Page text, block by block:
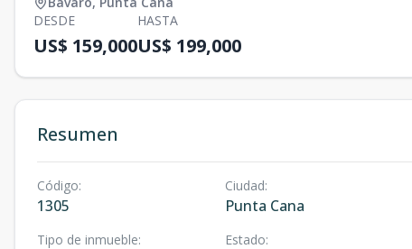
DESDE
US$ 159,000
HASTA
US$ 199,000
Resumen
Código:
1305
Ciudad:
Punta Cana
Tipo de inmueble: Estado: